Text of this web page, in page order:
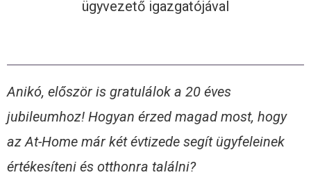
ügyvezető igazgatójával
Anikó, először is gratulálok a 20 éves
jubileumhoz! Hogyan érzed magad most, hogy
az At-Home már két évtizede segít ügyfeleinek
értékesíteni és otthonra találni?